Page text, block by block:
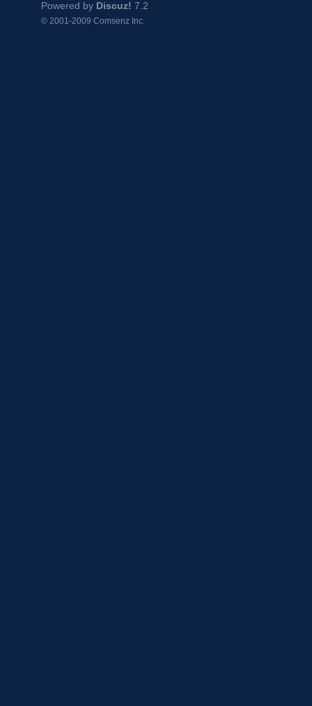
Powered by Discuz! 7.2
© 2001-2009 Comsenz Inc.